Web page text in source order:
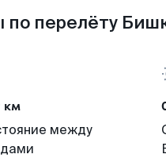
перелёту
км
между